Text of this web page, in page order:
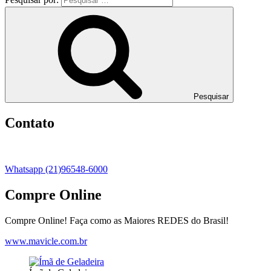
Pesquisar
Contato
Whatsapp (21)96548-6000
Compre Online
Compre Online! Faça como as Maiores REDES do Brasil!
www.mavicle.com.br